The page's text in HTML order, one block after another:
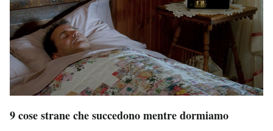
9 cose strane che succedono mentre dormiamo